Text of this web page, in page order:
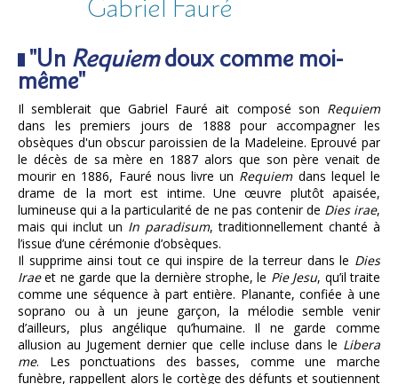
Gabriel Fauré
"Un Requiemdoux comme moi-
même"
Il semblerait que Gabriel Fauré ait composé son Requiem
dans les premiers jours de 1888 pour accompagner les
obsèques d'un obscur paroissien de la Madeleine. Eprouvé par
le décès de sa mère en 1887 alors que son père venait de
mourir en 1886, Fauré nous livre un Requiem dans lequel le
drame de la mort est intime. Une œuvre plutôt apaisée,
lumineuse qui a la particularité de ne pas contenir de Dies irae,
mais qui inclut un In paradisum, traditionnellement chanté à
l’issue d’une cérémonie d’obsèques.
Il supprime ainsi tout ce qui inspire de la terreur dans le Dies
Iraeet ne garde que la dernière strophe, le Pie Jesu, qu’il traite
comme une séquence à part entière. Planante, confiée à une
soprano ou à un jeune garçon, la mélodie semble venir
d’ailleurs, plus angélique qu’humaine. Il ne garde comme
allusion au Jugement dernier que celle incluse dans le Libera
me. Les ponctuations des basses, comme une marche
funèbre, rappellent alors le cortège des défunts et soutiennent